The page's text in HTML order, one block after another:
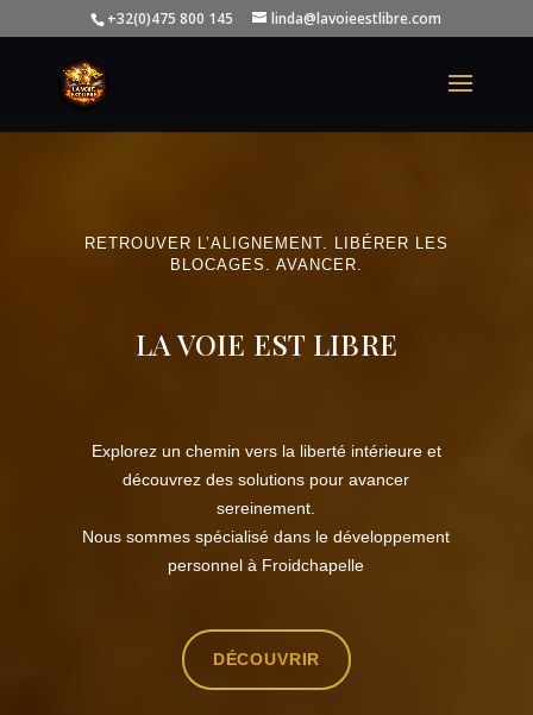
+32(0)475 800 145 linda@lavoieestlibre.com
RETROUVER L’ALIGNEMENT. LIBÉRER LES
BLOCAGES. AVANCER.
LA VOIE EST LIBRE
Explorez un chemin vers la liberté intérieure et
découvrez des solutions pour avancer
sereinement.
Nous sommes spécialisé dans le développement
personnel à Froidchapelle
DÉCOUVRIR